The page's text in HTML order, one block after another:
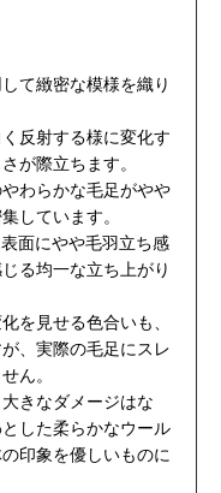
て緻密な模様を織り
反射する様に変化す
が際立ちます。
わらかな毛足がやや
しています。
面にやや毛羽立ち感
る均一な立ち上がり
を見せる色合いも、
、実際の毛足にスレ
ん。
きなダメージはな
した柔らかなウール
印象を優しいものに